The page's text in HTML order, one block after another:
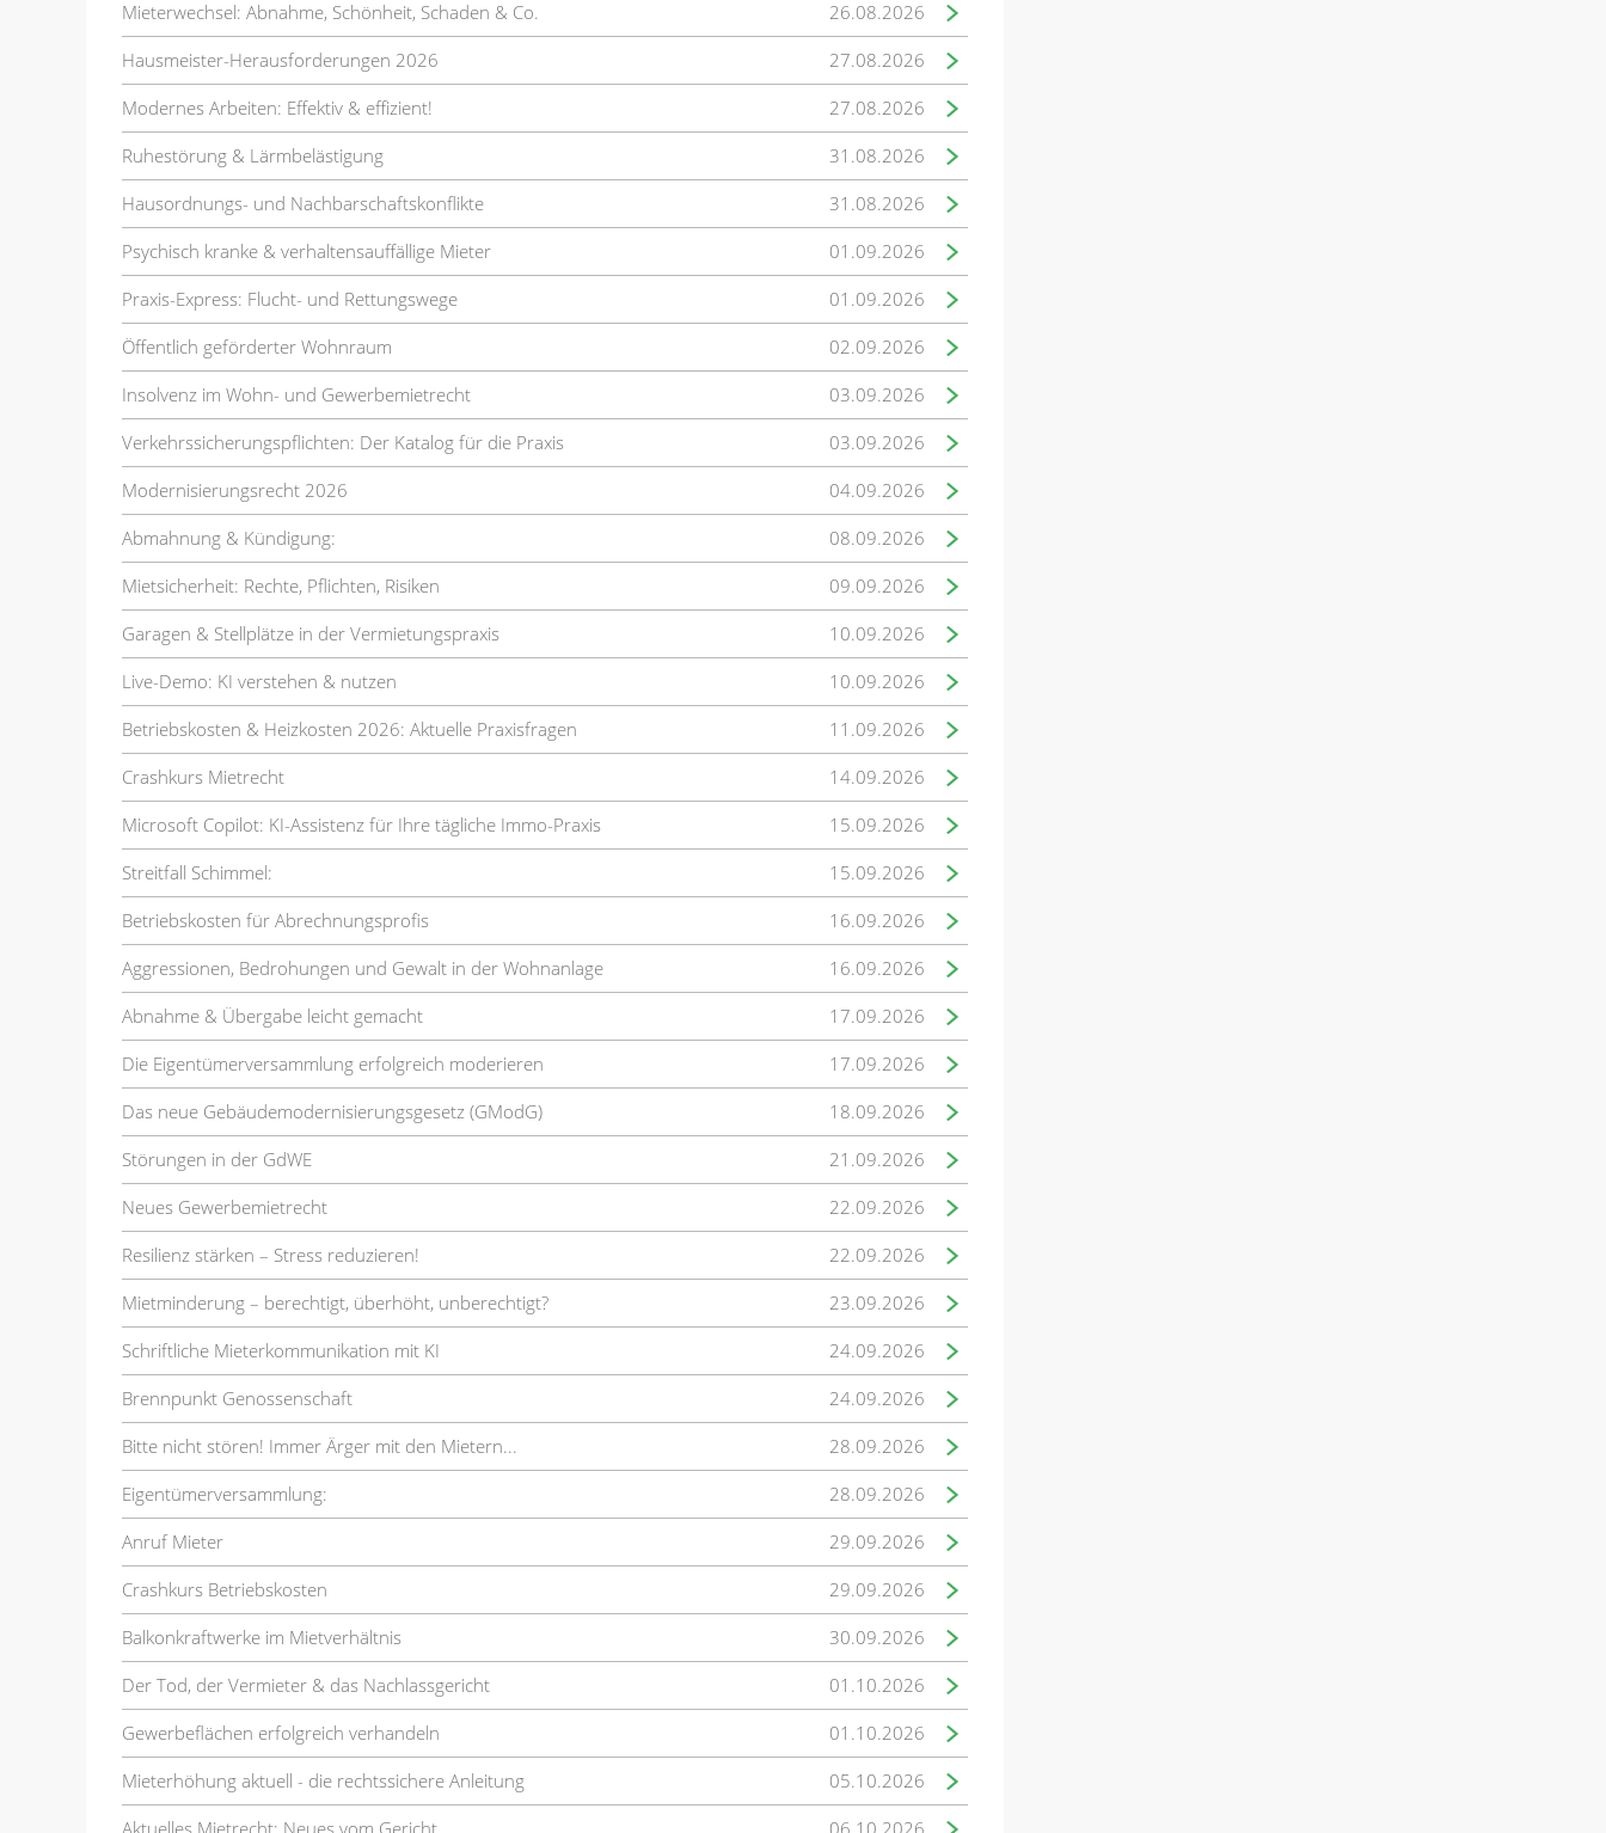
Mieterwechsel: Abnahme, Schönheit, Schaden & Co.
26.08.2026
Hausmeister-Herausforderungen 2026
27.08.2026
Modernes Arbeiten: Effektiv & effizient!
27.08.2026
Ruhestörung & Lärmbelästigung
31.08.2026
Hausordnungs- und Nachbarschaftskonflikte
31.08.2026
Psychisch kranke & verhaltensauffällige Mieter
01.09.2026
Praxis-Express: Flucht- und Rettungswege
01.09.2026
Öffentlich geförderter Wohnraum
02.09.2026
Insolvenz im Wohn- und Gewerbemietrecht
03.09.2026
Verkehrssicherungspflichten: Der Katalog für die Praxis
03.09.2026
Modernisierungsrecht 2026
04.09.2026
Abmahnung & Kündigung:
08.09.2026
Mietsicherheit: Rechte, Pflichten, Risiken
09.09.2026
Garagen & Stellplätze in der Vermietungspraxis
10.09.2026
Live-Demo: KI verstehen & nutzen
10.09.2026
Betriebskosten & Heizkosten 2026: Aktuelle Praxisfragen
11.09.2026
Crashkurs Mietrecht
14.09.2026
Microsoft Copilot: KI-Assistenz für Ihre tägliche Immo-Praxis
15.09.2026
Streitfall Schimmel:
15.09.2026
Betriebskosten für Abrechnungsprofis
16.09.2026
Aggressionen, Bedrohungen und Gewalt in der Wohnanlage
16.09.2026
Abnahme & Übergabe leicht gemacht
17.09.2026
Die Eigentümerversammlung erfolgreich moderieren
17.09.2026
Das neue Gebäudemodernisierungsgesetz (GModG)
18.09.2026
Störungen in der GdWE
21.09.2026
Neues Gewerbemietrecht
22.09.2026
Resilienz stärken – Stress reduzieren!
22.09.2026
Mietminderung – berechtigt, überhöht, unberechtigt?
23.09.2026
Schriftliche Mieterkommunikation mit KI
24.09.2026
Brennpunkt Genossenschaft
24.09.2026
Bitte nicht stören! Immer Ärger mit den Mietern...
28.09.2026
Eigentümerversammlung:
28.09.2026
Anruf Mieter
29.09.2026
Crashkurs Betriebskosten
29.09.2026
Balkonkraftwerke im Mietverhältnis
30.09.2026
Der Tod, der Vermieter & das Nachlassgericht
01.10.2026
Gewerbeflächen erfolgreich verhandeln
01.10.2026
Mieterhöhung aktuell - die rechtssichere Anleitung
05.10.2026
Aktuelles Mietrecht: Neues vom Gericht
06.10.2026